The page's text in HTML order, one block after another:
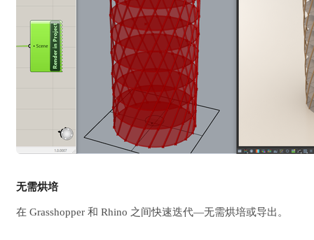
无需烘培
在 Grasshopper 和 Rhino 之间快速迭代—无需烘培或导出。